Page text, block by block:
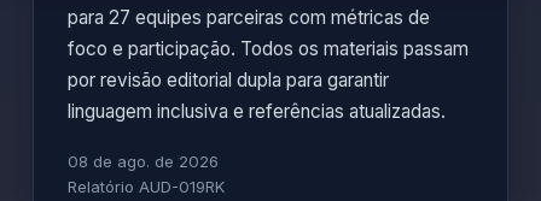
para 27 equipes parceiras com métricas de
foco e participação. Todos os materiais passam
por revisão editorial dupla para garantir
linguagem inclusiva e referências atualizadas.
08 de ago. de 2026
Relatório AUD-019RK